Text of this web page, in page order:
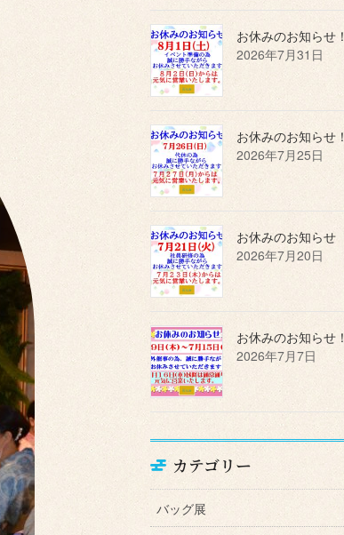
お休みのお知らせ！
2026年7月31日
お休みのお知らせ！
2026年7月25日
お休みのお知らせ
2026年7月20日
お休みのお知らせ！
2026年7月7日
カテゴリー
バッグ展